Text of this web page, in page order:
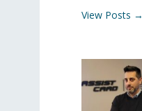
View Posts →